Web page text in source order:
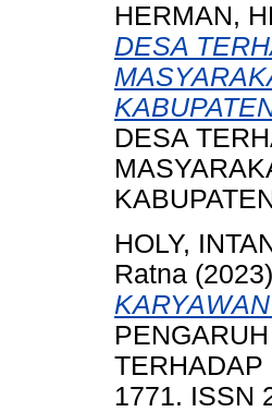
HERMAN,
DESA
DESA
HOLY,
Ratna (2023)
TERHADAP
1771. ISSN